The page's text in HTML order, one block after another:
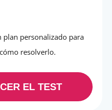
plan personalizado para
resolverlo.
EL TEST